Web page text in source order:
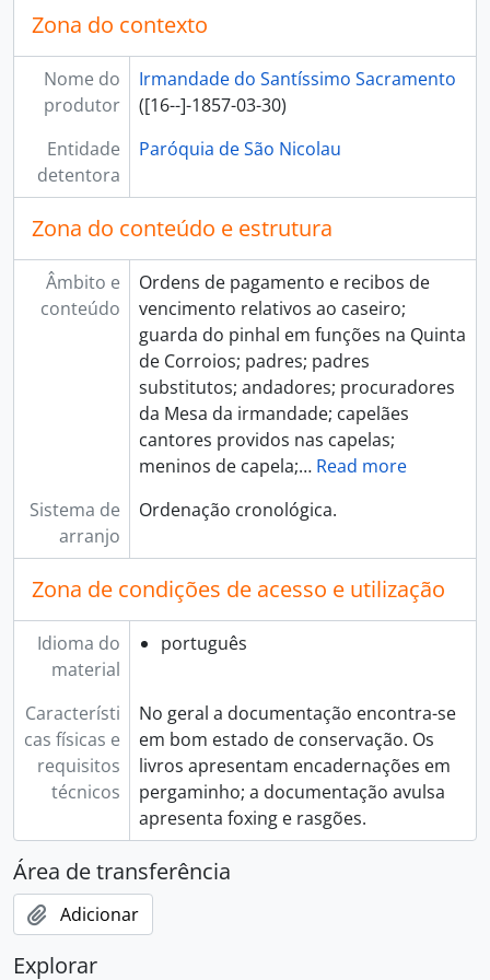
[Documento composto] 024 - Despesa com o vencimento do capelão Domingos Duarte de Andrade, 1757-11-10 - 1760-11-23
[Documento composto] 026 - Despesa com o vencimento, renda da casa e vestuário do andador João Alexandre Pires, 1810-12-31 - 1825-01-08
[Documento composto] 027 - Despesa com o vencimento e vestuário do andador Manuel António Penco, 1764 - 1810-08-09
[Documento composto] 028 - Despesas com procuradores da Mesa da irmandade, 1761-07-28 - 1840-12-31
[Unidade de instalação] 029 - Recibos do capelão António da Silva Delgado, provido na capela instituída por Mariana Ferreira, 1757 - 1821
[Documento composto] 031 - Igreja. Capelas. Capelães cantores, 1795 - 1834
[Documento composto] 032 - Empregados. Menino de capela. Alberto Magno, 1757-05-09 - 1787-09-30
[Documento composto] 034 - Empregados. Menino de capela. João Evangelista Cardoso de Queirós, 1788-11-04 - 1789-12-25
[Documento composto] 035 - Empregados. Menino de capela. Francisco José dos Santos, 1788-10-30 - 1789-08-28
[Documento composto] 036 - Empregados. Menino de capela. António Inocêncio de Faria, 1790-01-12 - 1791-11-20
[Documento composto] 037 - Empregados. Menino de capela. João Alexandre Pires, 1793-02-01 - 1810-03-16
[Documento composto] 038 - Empregados. Menino de capela. Furtuoso Gonçalves Rodrigues, 1810-11-30 - 1815-07-11
[Documento composto] 039 - Empregados. Menino de capela. Luís José da Costa, 1813-10-06 - 1838-07-02
[Documento composto] 040 - Irmandade. Ordenados. Secretário, 1764-05-20 - 1778-06-02
[Documento composto] 041 - Igreja. Capelas. Ordenados. Organista, 1793-12-09 - 1834-10-01
[Documento composto] 043 - Irmandade. Ordenados. Escriturário, 1790-12-30 - 1825-03-13
[Série] 09 - Empréstimos, 1763-09-01 - 1773-03-20
[Série] 10 - Outras receitas e despesas, 1772-03-05 - 1853-10-24
Zona do contexto
Nome do
produtor
Irmandade do Santíssimo Sacramento
([16--]-1857-03-30)
Entidade
detentora
Paróquia de São Nicolau
Zona do conteúdo e estrutura
Âmbito e
conteúdo
Ordens de pagamento e recibos de
vencimento relativos ao caseiro;
guarda do pinhal em funções na Quinta
de Corroios; padres; padres
substitutos; andadores; procuradores
da Mesa da irmandade; capelães
cantores providos nas capelas;
meninos de capela;… Read more
Sistema de
arranjo
Ordenação cronológica.
Zona de condições de acesso e utilização
Idioma do
material
português
Característi
cas físicas e
requisitos
técnicos
No geral a documentação encontra-se
em bom estado de conservação. Os
livros apresentam encadernações em
pergaminho; a documentação avulsa
apresenta foxing e rasgões.
Área de transferência
Adicionar
Explorar